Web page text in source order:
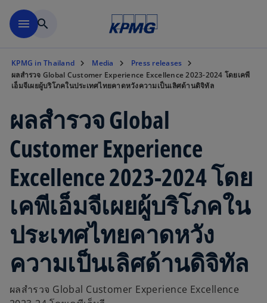
menu search
KPMG in Thailand Media
Press releases
ผลสำรวจ Global Customer Experience Excellence 2023-2024 โดยเคพี
เอ็มจีเผยผู้บริโภคในประเทศไทยคาดหวังความเป็นเลิศด้านดิจิทัล
ผลสำรวจ Global
Customer Experience
Excellence 2023-2024 โดย
เคพีเอ็มจีเผยผู้บริโภคใน
ประเทศไทยคาดหวัง
ความเป็นเลิศด้านดิจิทัล
ผลสำรวจ Global Customer Experience Excellence